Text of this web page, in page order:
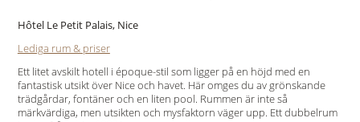
Hôtel Le Petit Palais, Nice
Lediga rum & priser
Ett litet avskilt hotell i époque-stil som ligger på en höjd med en
fantastisk utsikt över Nice och havet. Här omges du av grönskande
trädgårdar, fontäner och en liten pool. Rummen är inte så
märkvärdiga, men utsikten och mysfaktorn väger upp. Ett dubbelrum